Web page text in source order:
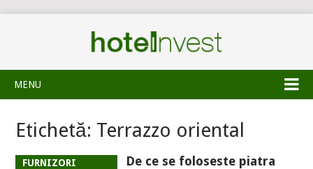
MENU
Etichetă: Terrazzo oriental
FURNIZORI
De ce se foloseste piatra